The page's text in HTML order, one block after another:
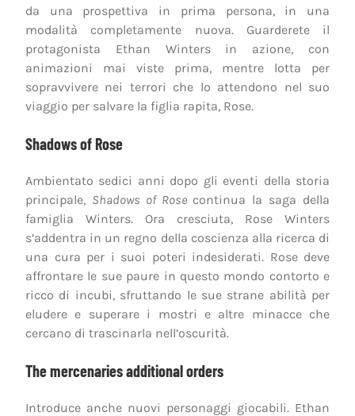
da una prospettiva in prima persona, in una
modalità completamente nuova. Guarderete il
protagonista Ethan Winters in azione, con
animazioni mai viste prima, mentre lotta per
sopravvivere nei terrori che lo attendono nel suo
viaggio per salvare la figlia rapita, Rose.
Shadows of Rose
Ambientato sedici anni dopo gli eventi della storia
principale, Shadows of Rosecontinua la saga della
famiglia Winters. Ora cresciuta, Rose Winters
s’addentra in un regno della coscienza alla ricerca di
una cura per i suoi poteri indesiderati. Rose deve
affrontare le sue paure in questo mondo contorto e
ricco di incubi, sfruttando le sue strane abilità per
eludere e superare i mostri e altre minacce che
cercano di trascinarla nell’oscurità.
The mercenaries additional orders
Introduce anche nuovi personaggi giocabili. Ethan